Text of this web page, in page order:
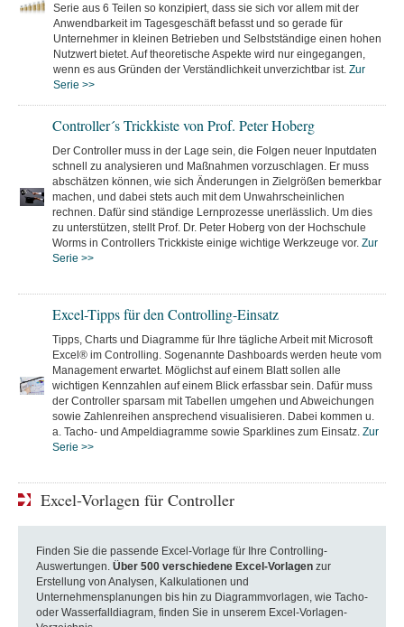
Serie aus 6 Teilen so konzipiert, dass sie sich vor allem mit der
Anwendbarkeit im Tagesgeschäft befasst und so gerade für
Unternehmer in kleinen Betrieben und Selbstständige einen hohen
Nutzwert bietet. Auf theoretische Aspekte wird nur eingegangen,
wenn es aus Gründen der Verständlichkeit unverzichtbar ist. Zur
Serie >>
Controller´s Trickkiste von Prof. Peter Hoberg
Der Controller muss in der Lage sein, die Folgen neuer Inputdaten
schnell zu analysieren und Maßnahmen vorzuschlagen. Er muss
abschätzen können, wie sich Änderungen in Zielgrößen bemerkbar
machen, und dabei stets auch mit dem Unwahrscheinlichen
rechnen. Dafür sind ständige Lernprozesse unerlässlich. Um dies
zu unterstützen, stellt Prof. Dr. Peter Hoberg von der Hochschule
Worms in Controllers Trickkiste einige wichtige Werkzeuge vor. Zur
Serie >>
Excel-Tipps für den Controlling-Einsatz
Tipps, Charts und Diagramme für Ihre tägliche Arbeit mit Microsoft
Excel® im Controlling. Sogenannte Dashboards werden heute vom
Management erwartet. Möglichst auf einem Blatt sollen alle
wichtigen Kennzahlen auf einem Blick erfassbar sein. Dafür muss
der Controller sparsam mit Tabellen umgehen und Abweichungen
sowie Zahlenreihen ansprechend visualisieren. Dabei kommen u.
a. Tacho- und Ampeldiagramme sowie Sparklines zum Einsatz. Zur
Serie >>
Excel-Vorlagen für Controller
Finden Sie die passende Excel-Vorlage für Ihre Controlling-
Auswertungen. Über 500 verschiedene Excel-Vorlagen zur
Erstellung von Analysen, Kalkulationen und
Unternehmensplanungen bis hin zu Diagrammvorlagen, wie Tacho-
oder Wasserfalldiagram, finden Sie in unserem Excel-Vorlagen-